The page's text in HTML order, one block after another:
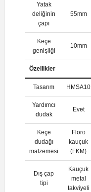
Yatak
deliğinin
çapı
55mm
Keçe
genişliği
10mm
Özellikler
Tasarım HMSA10
Yardımcı
dudak
Evet
Keçe
dudağı
malzemesi
Floro
kauçuk
(FKM)
Dış çap
tipi
Kauçuk
metal
takviyeli